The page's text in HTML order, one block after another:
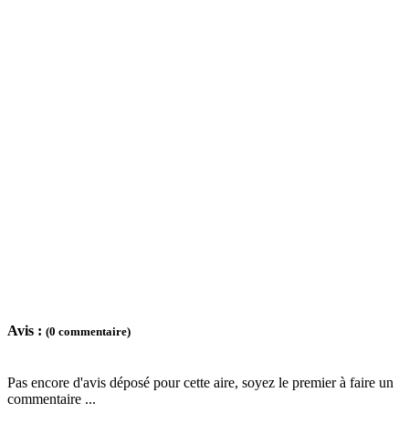
Avis : (0 commentaire)
Pas encore d'avis déposé pour cette aire, soyez le premier à faire un
commentaire ...